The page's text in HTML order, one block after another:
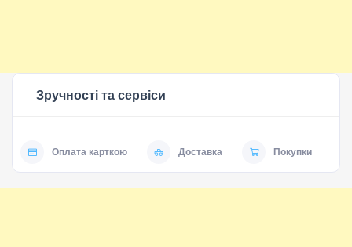
Зручності та сервіси
Оплата карткою Доставка Покупки